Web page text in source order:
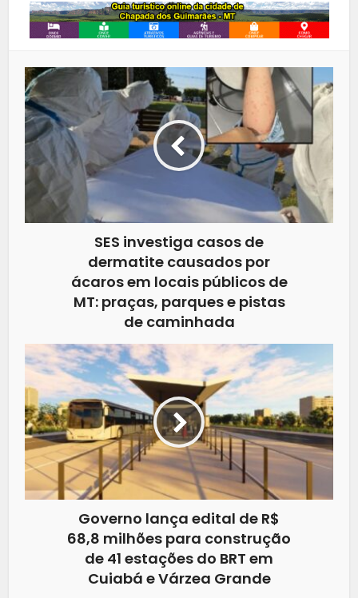
SES investiga casos de
dermatite causados por
ácaros em locais públicos de
MT: praças, parques e pistas
de caminhada
Governo lança edital de R$
68,8 milhões para construção
de 41 estações do BRT em
Cuiabá e Várzea Grande